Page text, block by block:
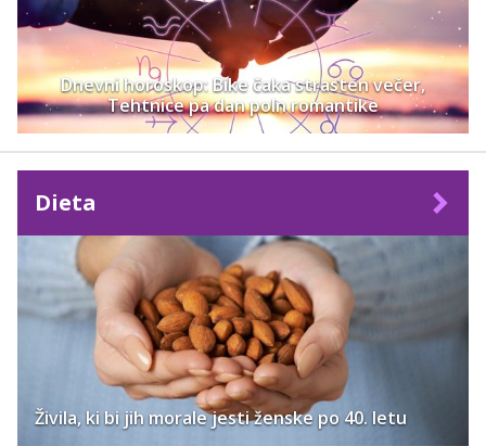
Dnevni horoskop: Bike čaka strasten večer,
Tehtnice pa dan poln romantike
Dieta
Živila, ki bi jih morale jesti ženske po 40. letu